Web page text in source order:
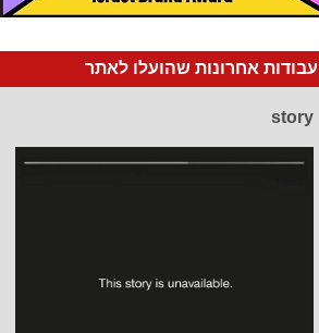
עבודות אחרונות שהועלו לאתר
story